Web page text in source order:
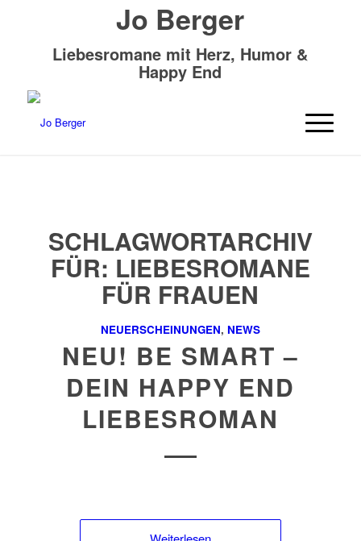
Jo Berger
Liebesromane mit Herz, Humor &
Happy End
SCHLAGWORTARCHIV
FÜR: LIEBESROMANE
FÜR FRAUEN
NEUERSCHEINUNGEN, NEWS
NEU! BE SMART –
DEIN HAPPY END
LIEBESROMAN